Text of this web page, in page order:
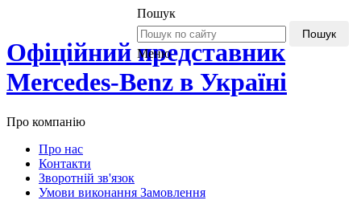
Офіційний представник
Mercedes-Benz в Україні
Пошук
Пошук
Меню
Про компанію
Про нас
Контакти
Зворотній зв'язок
Умови виконання Замовлення